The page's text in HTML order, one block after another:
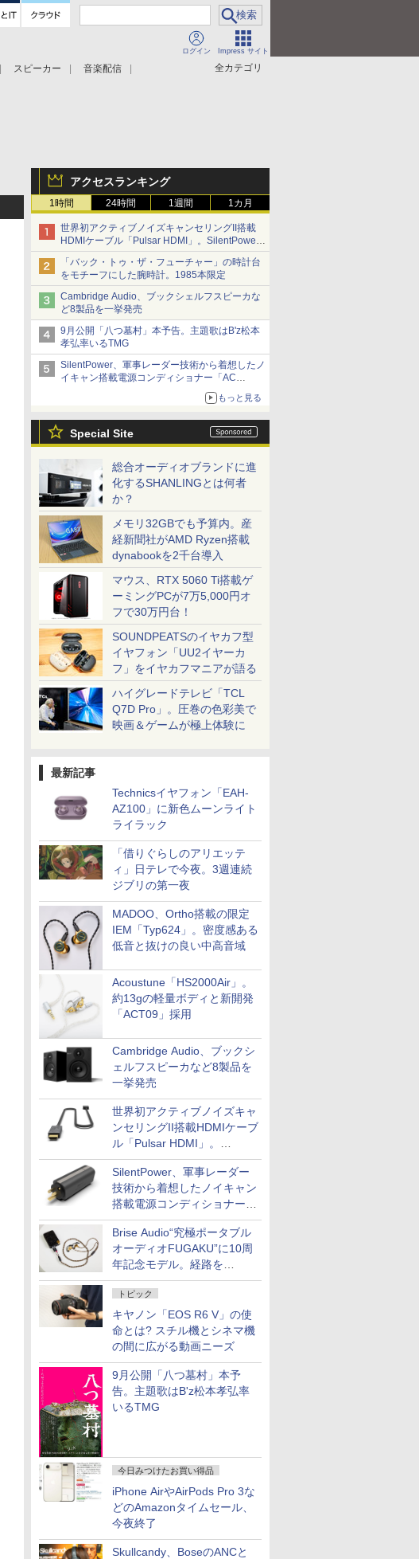
ログイン Impress サイト
全カテゴリ
スピーカー
音楽配信
アクセスランキング
1時間 24時間 1週間 1カ月
世界初アクティブノイズキャンセリングII搭載
HDMIケーブル「Pulsar HDMI」。SilentPower
から
「バック・トゥ・ザ・フューチャー」の時計台
をモチーフにした腕時計。1985本限定
Cambridge Audio、ブックシェルフスピーカな
ど8製品を一挙発売
9月公開「八つ墓村」本予告。主題歌はB'z松本
孝弘率いるTMG
SilentPower、軍事レーダー技術から着想したノ
イキャン搭載電源コンディショナー「AC
もっと見る
Special Site
総合オーディオブランドに進
化するSHANLINGとは何者
か？
メモリ32GBでも予算内。産
経新聞社がAMD Ryzen搭載
dynabookを2千台導入
マウス、RTX 5060 Ti搭載ゲ
ーミングPCが7万5,000円オ
フで30万円台！
SOUNDPEATSのイヤカフ型
イヤフォン「UU2イヤーカ
フ」をイヤカフマニアが語る
ハイグレードテレビ「TCL
Q7D Pro」。圧巻の色彩美で
映画＆ゲームが極上体験に
最新記事
Technicsイヤフォン「EAH-
AZ100」に新色ムーンライト
ライラック
「借りぐらしのアリエッテ
ィ」日テレで今夜。3週連続
ジブリの第一夜
MADOO、Ortho搭載の限定
IEM「Typ624」。密度感ある
低音と抜けの良い中高音域
Acoustune「HS2000Air」。
約13gの軽量ボディと新開発
「ACT09」採用
Cambridge Audio、ブックシ
ェルフスピーカなど8製品を
一挙発売
世界初アクティブノイズキャ
ンセリングII搭載HDMIケーブ
ル「Pulsar HDMI」。
SilentPowerから
SilentPower、軍事レーダー
技術から着想したノイキャン
搭載電源コンディショナー
「AC iPurifier2」
Brise Audio“究極ポータブル
オーディオFUGAKU”に10周
年記念モデル。経路を
NISHIKIで統一。400万円
トピック
キヤノン「EOS R6 V」の使
命とは? スチル機とシネマ機
の間に広がる動画ニーズ
9月公開「八つ墓村」本予
告。主題歌はB'z松本孝弘率
いるTMG
今日みつけたお買い得品
iPhone AirやAirPods Pro 3な
どのAmazonタイムセール、
今夜終了
Skullcandy、BoseのANCと